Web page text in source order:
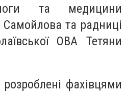
та медицини
Самойлова та радниці
ОВА Тетяни
фахівцями